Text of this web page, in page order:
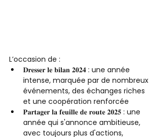
L’occasion de :
𝐃𝐫𝐞𝐬𝐬𝐞𝐫 𝐥𝐞 𝐛𝐢𝐥𝐚𝐧 𝟐𝟎𝟐𝟒 : une année
intense, marquée par de nombreux
événements, des échanges riches
et une coopération renforcée
𝐏𝐚𝐫𝐭𝐚𝐠𝐞𝐫 𝐥𝐚 𝐟𝐞𝐮𝐢𝐥𝐥𝐞 𝐝𝐞 𝐫𝐨𝐮𝐭𝐞 𝟐𝟎𝟐𝟓 : une
année qui s'annonce ambitieuse,
avec toujours plus d'actions,